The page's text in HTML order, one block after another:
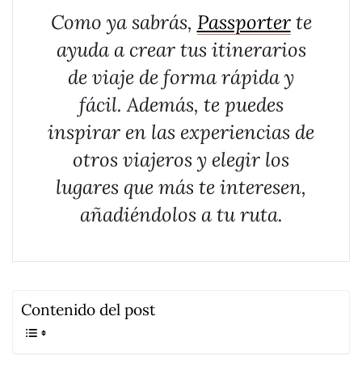
Como ya sabrás, Passporterte
ayuda a crear tus itinerarios
de viaje de forma rápida y
fácil. Además, te puedes
inspirar en las experiencias de
otros viajeros y elegir los
lugares que más te interesen,
añadiéndolos a tu ruta.
Contenido del post